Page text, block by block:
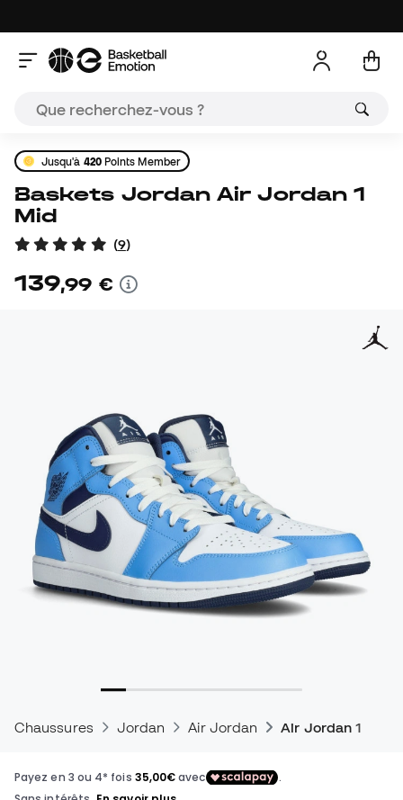
Jusqu'à 420Points Member
Baskets Jordan Air Jordan 1
Mid
(9)
139,99 €
Chaussures Jordan Air Jordan Air Jordan 1